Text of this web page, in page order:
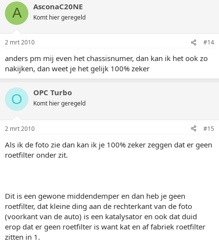
A AsconaC20NE
Komt hier geregeld
2 mrt 2010 #14
anders pm mij even het chassisnumer, dan kan ik het ook zo
nakijken, dan weet je het gelijk 100% zeker
O OPC Turbo
Komt hier geregeld
2 mrt 2010 #15
Als ik de foto zie dan kan ik je 100% zeker zeggen dat er geen
roetfilter onder zit.
Dit is een gewone middendemper en dan heb je geen
roetfilter, dat kleine ding aan de rechterkant van de foto
(voorkant van de auto) is een katalysator en ook dat duid
erop dat er geen roetfilter is want kat en af fabriek roetfilter
zitten in 1.